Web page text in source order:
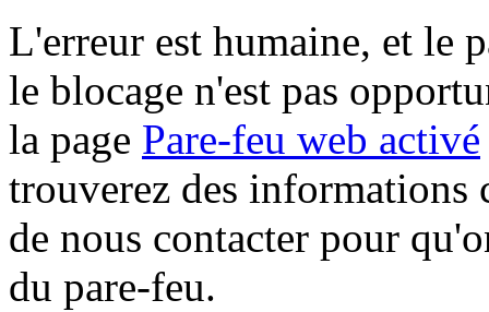
L'erreur est humaine, et le
le blocage n'est pas
la page Pare-feu web activé
trouverez des informations
de nous contacter pour
du pare-feu.